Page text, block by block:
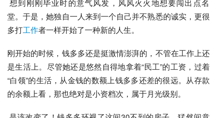
想到刚刚毕业时的意气风发，风风火火地想要闯出点名
堂。于是，她独自一人来到一个自己并不熟悉的诚实，更很
多打工作者一样开始了一种新的人生。
刚开始的时候，钱多多还是挺激情澎湃的，不管在工作上还
是生活上。尽管她还是悠然自得地拿着“民工”的工资，过着
“白领”的生活，从金钱的数额上钱多多还差的很远。从存款
的余额上看，那也绝对是小资档次，属于月光级别。